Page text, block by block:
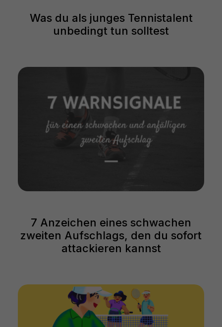
Was du als junges Tennistalent
unbedingt tun solltest
7 Anzeichen eines schwachen
zweiten Aufschlags, den du sofort
attackieren kannst